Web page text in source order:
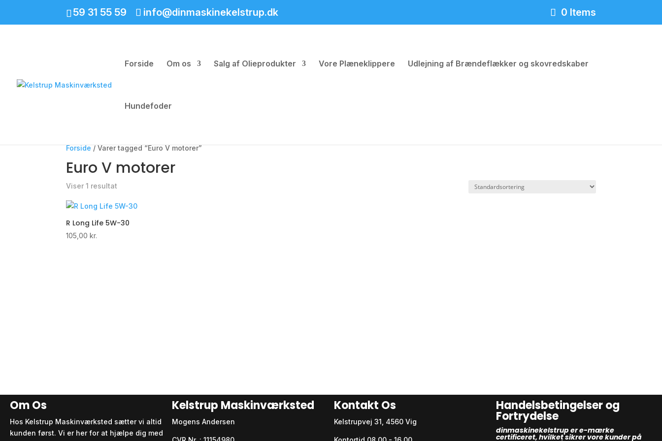
59 31 55 59 info@dinmaskinekelstrup.dk 0 Items
Forside Om os Salg af Olieprodukter Vore Plæneklippere Udlejning af Brændeflækker og skovredskaber
Hundefoder
Forside/ Varer tagged “Euro V motorer”
Euro V motorer
Viser 1 resultat
R Long Life 5W-30
105,00kr.
Om Os
Hos Kelstrup Maskinværksted sætter vi altid
kunden først. Vi er her for at hjælpe dig med
Kelstrup Maskinværksted
Mogens Andersen
Kontakt Os
Kelstrupvej 31, 4560 Vig
Handelsbetingelser og
Fortrydelse
dinmaskinekelstrup er e-mærke
certificeret, hvilket sikrer vore kunder på